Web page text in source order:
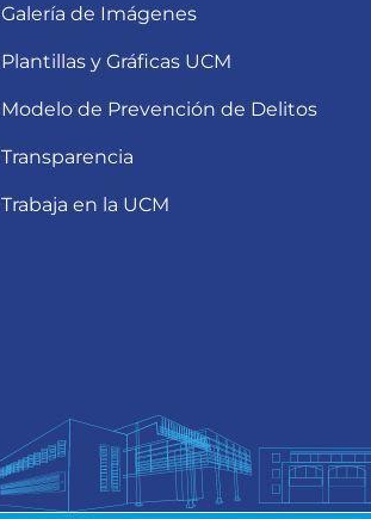
Galería de Imágenes
Plantillas y Gráficas UCM
Modelo de Prevención de Delitos
Transparencia
Trabaja en la UCM